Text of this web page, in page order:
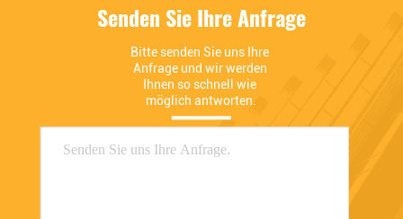
Senden Sie Ihre Anfrage
Bitte senden Sie uns Ihre
Anfrage und wir werden
Ihnen so schnell wie
möglich antworten.